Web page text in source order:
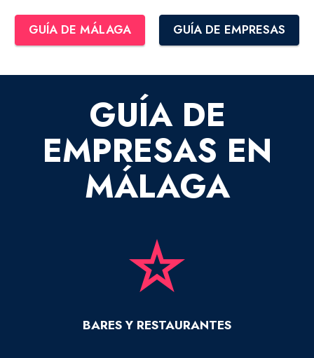
GUÍA DE MÁLAGA GUÍA DE EMPRESAS
GUÍA DE
EMPRESAS EN
MÁLAGA
BARES Y RESTAURANTES